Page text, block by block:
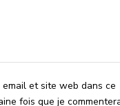
email et site web dans ce
fois que je